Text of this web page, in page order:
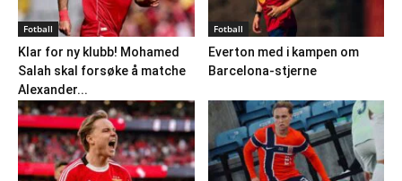
Fotball
Klar for ny klubb! Mohamed
Salah skal forsøke å matche
Alexander...
Fotball
Everton med i kampen om
Barcelona-stjerne